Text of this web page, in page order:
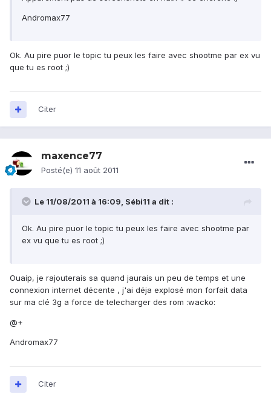
Andromax77
Ok. Au pire puor le topic tu peux les faire avec shootme par ex vu
que tu es root ;)
Citer
maxence77
Posté(e) 11 août 2011
Le 11/08/2011 à 16:09, Sébi11 a dit :
Ok. Au pire puor le topic tu peux les faire avec shootme par
ex vu que tu es root ;)
Ouaip, je rajouterais sa quand jaurais un peu de temps et une
connexion internet décente , j'ai déja explosé mon forfait data
sur ma clé 3g a force de telecharger des rom :wacko:
@+
Andromax77
Citer